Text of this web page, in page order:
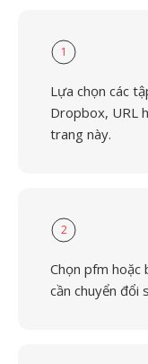
1
Lựa chọn các
Dropbox, URL
trang này.
2
Chọn pfm hoặc
cần chuyển đổi